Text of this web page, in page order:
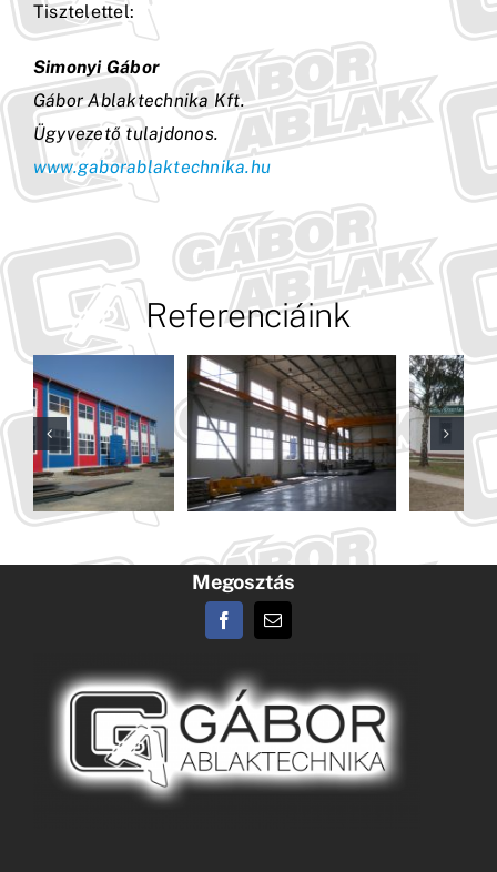
Tisztelettel:
Simonyi Gábor
Gábor Ablaktechnika Kft.
Ügyvezető tulajdonos.
www.gaborablaktechnika.hu
Referenciáink
Megosztás